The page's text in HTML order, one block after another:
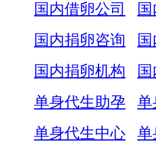
国内借卵公司
国内捐卵咨询
国内捐卵机构
单身代生助孕
单
单身代生中心
单